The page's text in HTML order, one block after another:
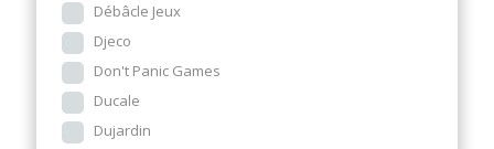
Débâcle Jeux
Djeco
Don't Panic Games
Ducale
Dujardin